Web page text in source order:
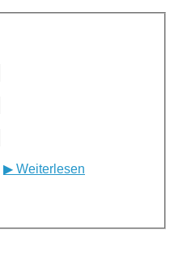
▶ Weiterlesen